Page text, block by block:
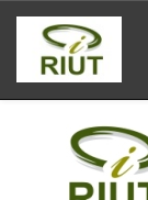
Skip
navigation